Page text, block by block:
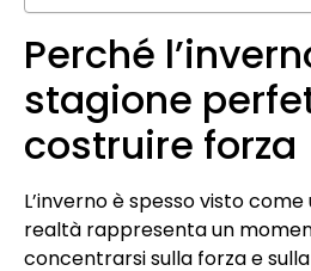
Perché
stagione
costruire forza
L’inverno è spesso visto
realtà rappresenta un
concentrarsi sulla forza e